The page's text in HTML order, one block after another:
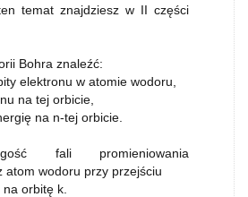
temat znajdziesz w II części
Bohra znaleźć:
elektronu w atomie wodoru,
na tej orbicie,
na n-tej orbicie.
fali promieniowania
atom wodoru przy przejściu
orbitę k.